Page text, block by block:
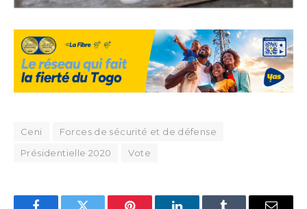
Ceni
Forces de sécurité et de défense
Présidentielle 2020
Vote